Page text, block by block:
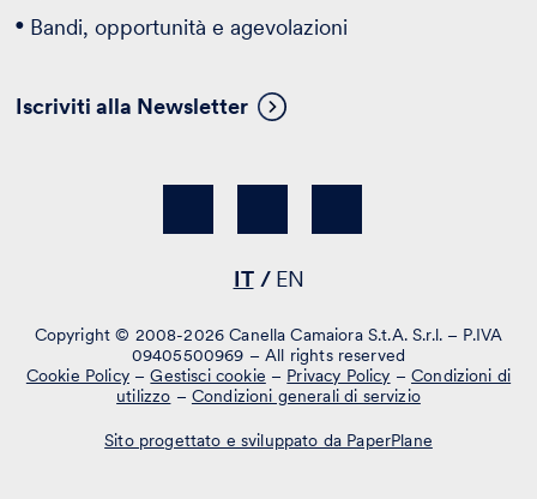
Bandi, opportunità e agevolazioni
Iscriviti alla Newsletter
IT EN
Copyright © 2008-2026 Canella Camaiora S.t.A. S.r.l. – P.IVA
09405500969 – All rights reserved
Cookie Policy–Gestisci cookie – Privacy Policy –Condizioni di
utilizzo – Condizioni generali di servizio
Sito progettato e sviluppato da PaperPlane